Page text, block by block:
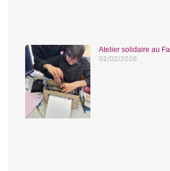
Atelier solidaire au
02/02/2026